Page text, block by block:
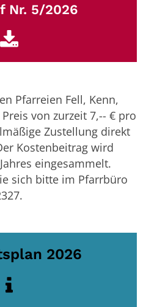
Nr. 5/2026
Pfarreien Fell, Kenn,
von zurzeit 7,-- € pro
Zustellung direkt
Kostenbeitrag wird
eingesammelt.
sich bitte im Pfarrbüro
2026